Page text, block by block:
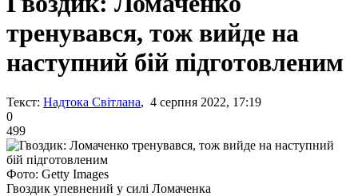
тренувався, тож вийде на
наступний бій підготовленим
Текст: Надтока Світлана, 4 серпня 2022, 17:19
0
499
Фото: Getty Images
Гвоздик упевнений у силі Ломаченка